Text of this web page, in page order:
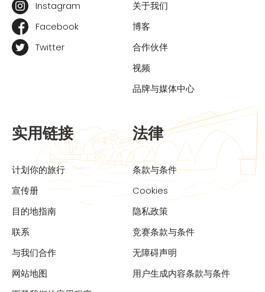
Instagram
Facebook
Twitter
关于我们
博客
合作伙伴
视频
品牌与媒体中心
实用链接
计划你的旅行
宣传册
目的地指南
联系
与我们合作
网站地图
法律
条款与条件
Cookies
隐私政策
竞赛条款与条件
无障碍声明
用户生成内容条款与条件